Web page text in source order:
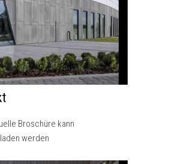
Broschüre kann
werden